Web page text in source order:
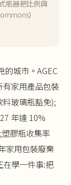
瓶器把比例與
的城市。AGEC
家用產品包裝
玻璃瓶豁免);
年達 10%
膠瓶收集率
家用包裝廢棄
在學一件事:把